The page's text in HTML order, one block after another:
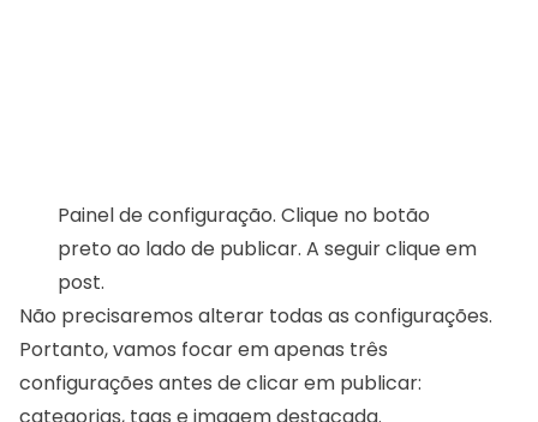
Painel de configuração. Clique no botão
preto ao lado de publicar. A seguir clique em
post.
Não precisaremos alterar todas as configurações.
Portanto, vamos focar em apenas três
configurações antes de clicar em publicar:
categorias, tags e imagem destacada.